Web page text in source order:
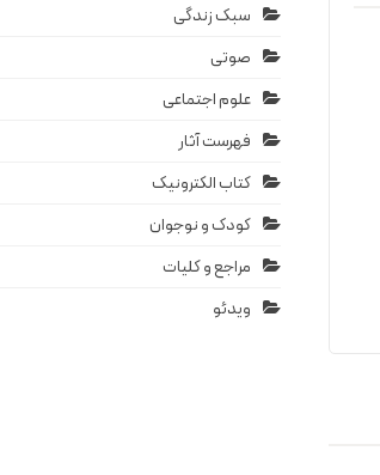
سبک زندگی
صوتی
علوم اجتماعی
فهرست آثار
کتاب الکترونیک
کودک و نوجوان
مراجع و کلیات
ویدئو